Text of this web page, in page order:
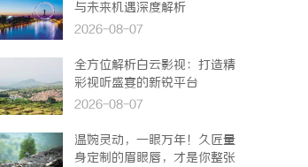
与未来机遇深度解析
2026-08-07
全方位解析白云影视：打造精
彩视听盛宴的新锐平台
2026-08-07
温婉灵动，一眼万年！久匠量
身定制的眉眼唇，才是你整张